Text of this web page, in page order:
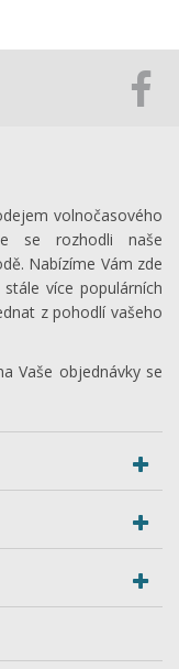
volnočasového
se rozhodli naše
Nabízíme Vám zde
více populárních
z pohodlí vašeho
Vaše objednávky se